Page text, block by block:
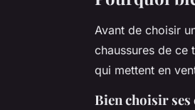
Avant de choisir
chaussures de ce
qui mettent en
Bien choisir ses